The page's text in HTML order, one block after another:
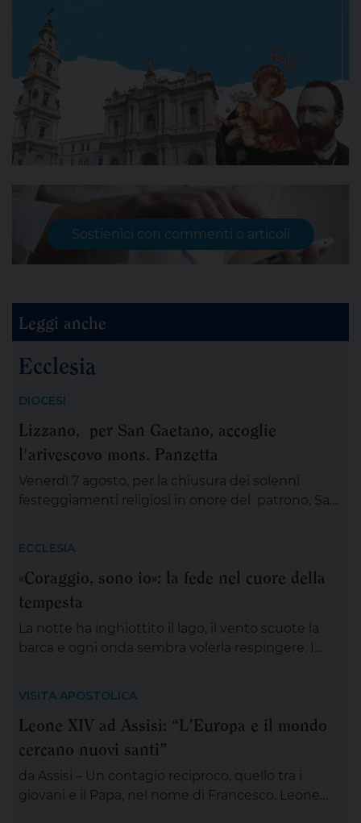
Sostienici con commenti o articoli
Leggi anche
Ecclesia
DIOCESI
Lizzano, per San Gaetano, accoglie
l'arivescovo mons. Panzetta
Venerdì 7 agosto, per la chiusura dei solenni
festeggiamenti religiosi in onore del patrono, San
vedrà il coinvolgimento partecipativo dei fedeli
lizzanesi, dei membri delle confraternite e delle
aggregazioni ecclesiali, delle […]
ECCLESIA
«Coraggio, sono io»: la fede nel cuore della
tempesta
La notte ha inghiottito il lago, il vento scuote la
barca e ogni onda sembra volerla respingere. I
prende spazio, le certezze si incrinano e perfino
ciò che potrebbe salvarci appare minaccioso.
VISITA APOSTOLICA
Leone XIV ad Assisi: “L’Europa e il mondo
cercano nuovi santi”
da Assisi – Un contagio reciproco, quello tra i
giovani e il Papa, nel nome di Francesco. Leone